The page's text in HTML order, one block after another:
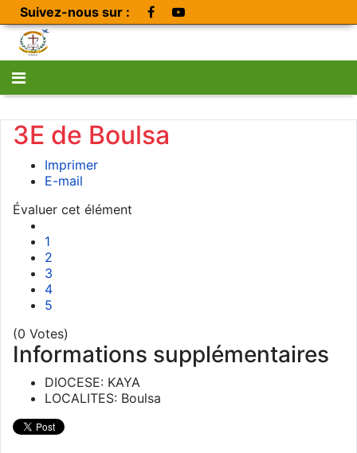
Suivez-nous sur :
3E de Boulsa
Imprimer
E-mail
Évaluer cet élément
1
2
3
4
5
(0 Votes)
Informations supplémentaires
DIOCESE: KAYA
LOCALITES: Boulsa